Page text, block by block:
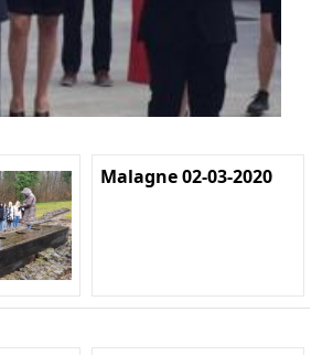
Malagne 02-03-2020